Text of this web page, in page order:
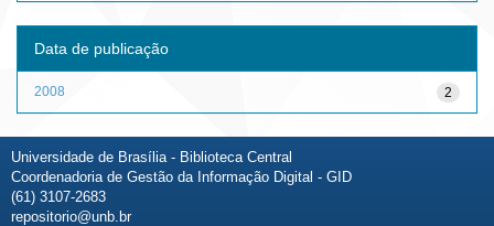
Data de publicação
2
2008
Universidade de Brasília - Biblioteca Central
Coordenadoria de Gestão da Informação Digital - GID
(61) 3107-2683
repositorio@unb.br